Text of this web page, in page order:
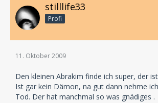
stilllife33
Profi
11. Oktober 2009
Den kleinen Abrakim finde ich super, der
Ist gar kein Dämon, na gut dann nehme
Tod. Der hat manchmal so was gnädiges .